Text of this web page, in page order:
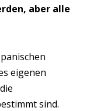
aber alle
eigenen
sind.